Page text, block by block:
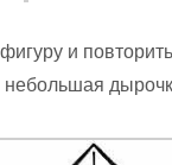
и
небольшая